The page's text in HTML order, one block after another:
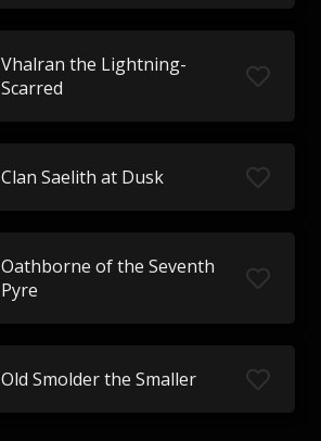
Vhalran the Lightning-
Scarred
Clan Saelith at Dusk
Oathborne of the Seventh
Pyre
Old Smolder the Smaller